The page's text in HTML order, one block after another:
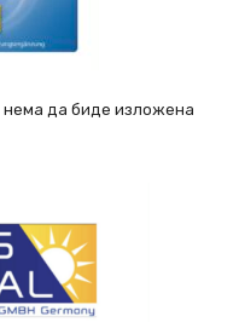
нема да биде изложена